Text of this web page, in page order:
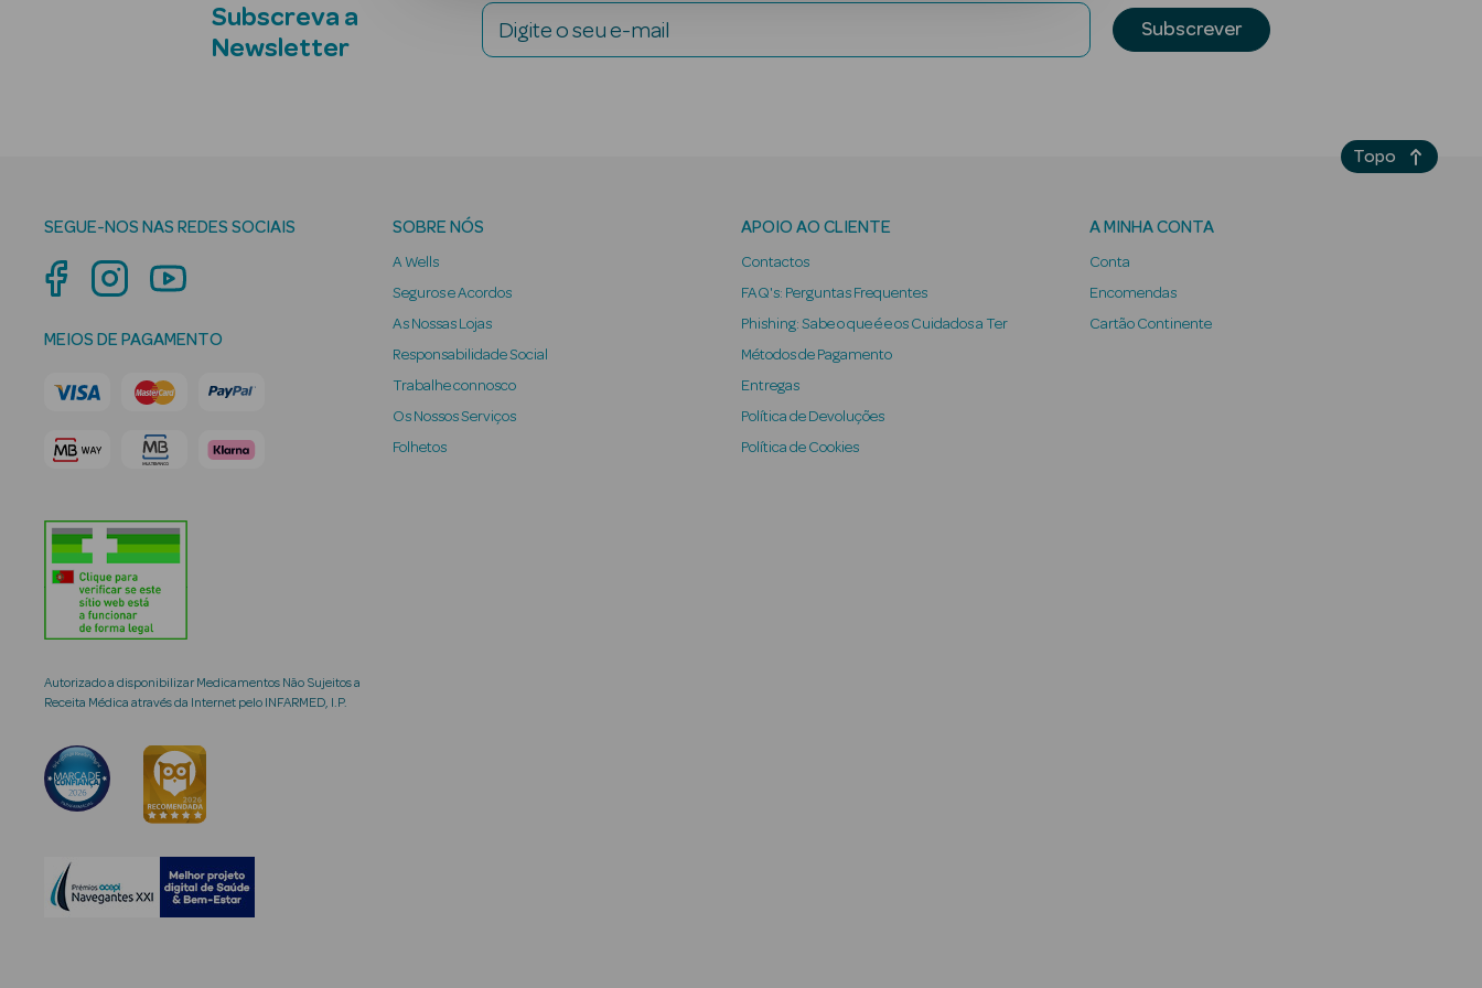
Subscreva a
Newsletter
Digite o seu e-mail Subscrever
SEGUE-NOS NAS REDES SOCIAIS
MEIOS DE PAGAMENTO
Autorizado a disponibilizar Medicamentos Não Sujeitos a
Receita Médica através da Internet pelo INFARMED, I.P.
SOBRE NÓS
A Wells
Seguros e Acordos
As Nossas Lojas
Responsabilidade Social
Trabalhe connosco
Os Nossos Serviços
Folhetos
APOIO AO CLIENTE
Contactos
FAQ's: Perguntas Frequentes
Phishing: Sabe o que é e os Cuidados a Ter
Métodos de Pagamento
Entregas
Política de Devoluções
Política de Cookies
A MINHA CONTA
Conta
Encomendas
Cartão Continente
Topo